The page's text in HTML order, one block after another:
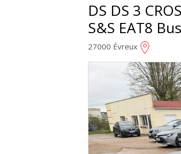
DS DS 3
S&S EAT8
27000 Évreux